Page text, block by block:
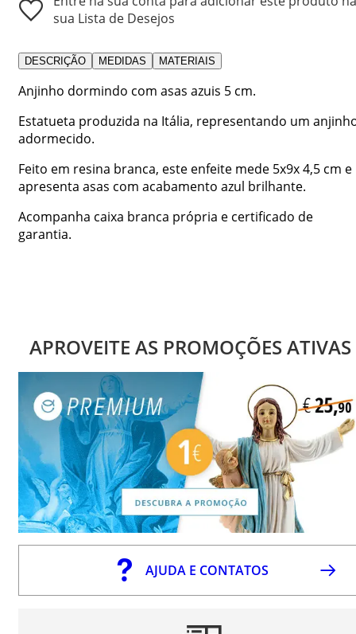
sua Lista de Desejos
DESCRIÇÃO MEDIDAS MATERIAIS
Anjinho dormindo com asas azuis 5 cm.
Estatueta produzida na Itália, representando um
adormecido.
Feito em resina branca, este enfeite mede 5x9x 4,5 cm e
apresenta asas com acabamento azul brilhante.
Acompanha caixa branca própria e certificado de
garantia.
APROVEITE AS PROMOÇÕES ATIVAS
AJUDA E CONTATOS